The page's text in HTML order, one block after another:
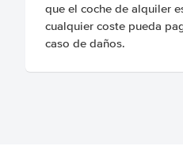
que el coche de alquiler
cualquier coste pueda
caso de daños.